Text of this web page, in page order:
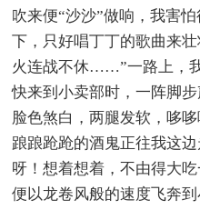
吹来便“沙沙”做响，我害
下，只好唱丁丁的歌曲来
火连战不休……”一路上，
快来到小卖部时，一阵脚
脸色煞白，两腿发软，哆
踉踉跄跄的酒鬼正往我这
呀！想着想着，不由得大
便以龙卷风般的速度飞奔